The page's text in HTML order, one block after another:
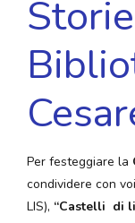
Per festeggiare la
condividere con
LIS), “Castelli di